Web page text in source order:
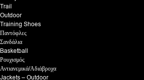
Trail
Outdoor
Training Shoes
Παντόφλες
Σανδάλια
Basketball
Ρουχισμός
Αντιανεμικά/Αδιάβροχα
Jackets – Outdoor